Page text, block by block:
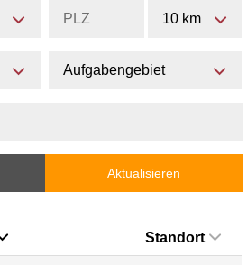
10 km
Aufgabengebiet
Aktualisieren
Standort